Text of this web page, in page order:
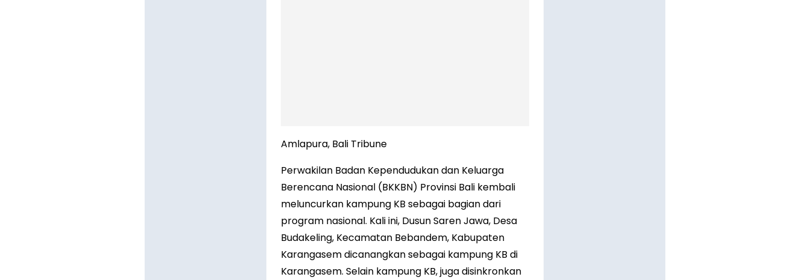
Amlapura, Bali Tribune
Perwakilan Badan Kependudukan dan Keluarga
Berencana Nasional (BKKBN) Provinsi Bali kembali
meluncurkan kampung KB sebagai bagian dari
program nasional. Kali ini, Dusun Saren Jawa, Desa
Budakeling, Kecamatan Bebandem, Kabupaten
Karangasem dicanangkan sebagai kampung KB di
Karangasem. Selain kampung KB, juga disinkronkan